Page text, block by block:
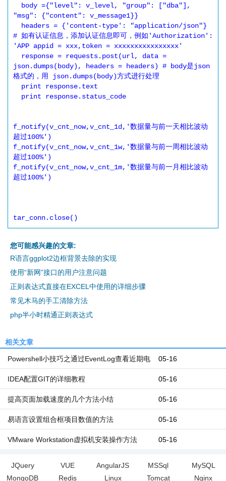
"msg": {"content": v_message1}}
# 如有认证信息，添加认证信息即可，例如'Authorization':
'APP appid = xxx,token = xxxxxxxxxxxxxxxx'
json.dumps(body), headers = headers) # body是json
格式的，用 json.dumps(body)方式进行处理
f_notify(v_cnt_now,v_cnt_1d,'数据量与前一天相比波动
超过100%')
f_notify(v_cnt_now,v_cnt_1w,'数据量与前一周相比波动
超过100%')
f_notify(v_cnt_now,v_cnt_1m,'数据量与前一月相比波动
超过100%')
tar_conn.close()
您可能感兴趣的文章:
R语言ggplot2边框背景去除的实现
使用“新网”接口的用户注意问题
正则表达式直接在EXCEL中使用的详细步骤
常见木马的手工清除方法
php半小时精通正则表达式
相关文章
05-16
Powershell小技巧之通过EventLog查看近期电
脑开机和关机时间 05-16
IDEA配置GIT的详细教程
05-16
提高页面加载速度的几个方法小结
05-16
易语言设置组合框项目数值的方法
05-16
VMware Workstation虚拟机安装操作方法
JQuery VUE AngularJS MSSql
MySQL
MongoDB
Redis Linux Tomcat Nginx